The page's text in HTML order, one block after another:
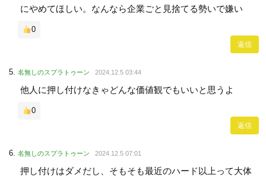
にやめてほしい。なんなら企業ごと見捨てる勢いで嫌い
0
返信
名無しのスプラトゥーン 2024.12.5 03:44
他人に押し付けなきゃどんな価値観でもいいと思うよ
0
返信
名無しのスプラトゥーン 2024.12.5 07:01
押し付けはダメだし、そもそも最近のハード以上って大体